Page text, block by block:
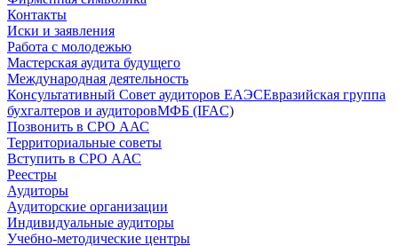
Контакты
Иски и заявления
Работа с молодежью
Мастерская аудита будущего
Международная деятельность
Консультативный Совет аудиторов ЕАЭСЕвразийская группа
бухгалтеров и аудиторовМФБ (IFAC)
Позвонить в СРО ААС
Территориальные советы
Вступить в СРО ААС
Реестры
Аудиторы
Аудиторские организации
Индивидуальные аудиторы
Учебно-методические центры